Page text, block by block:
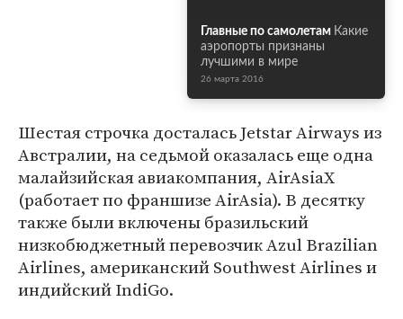
Главные по самолетам Какие
аэропорты признаны
лучшими в мире
26 марта 2016
Шестая строчка досталась Jetstar Airways из
Австралии, на седьмой оказалась еще одна
малайзийская авиакомпания, AirAsiaX
(работает по франшизе AirAsia). В десятку
также были включены бразильский
низкобюджетный перевозчик Azul Brazilian
Airlines, американский Southwest Airlines и
индийский IndiGo.